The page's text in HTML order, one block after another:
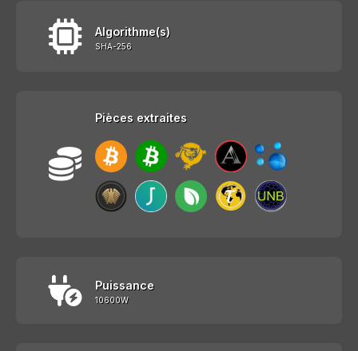
Algorithme(s)
SHA-256
Pièces extraites
Puissance
10600W